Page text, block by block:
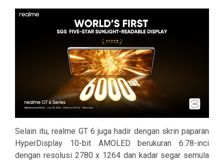
Selain itu, realme GT 6 juga hadir dengan skrin paparan
HyperDisplay 10-bit AMOLED berukuran 6.78-inci
dengan resolusi 2780 x 1264 dan kadar segar semula